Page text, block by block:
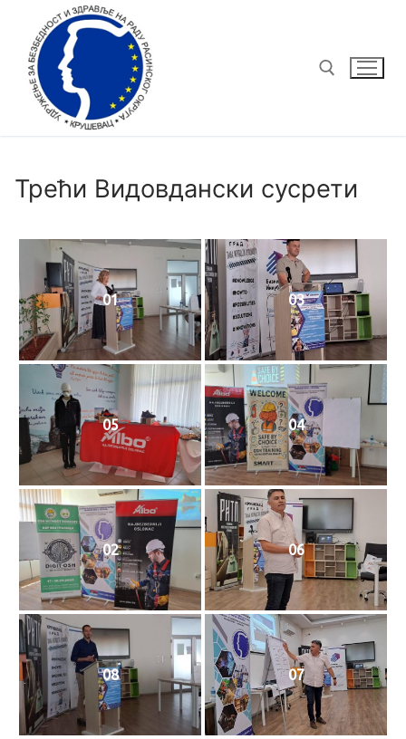
Трећи Видовдански сусрети
01 03
05 04
02 06
08 07